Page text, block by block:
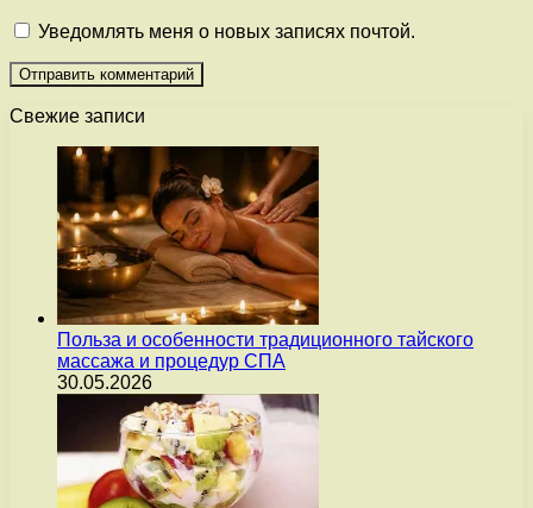
Уведомлять меня о новых записях почтой.
Свежие записи
Польза и особенности традиционного тайского
массажа и процедур СПА
30.05.2026